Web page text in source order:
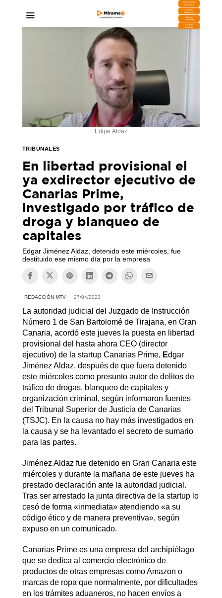
DESCARGA
MIRAPLAY
Buzón de
Sugerencias
Contratar
Publicidad
Contacto
Comercial
Edgar Aldaz
TRIBUNALES
En libertad provisional el
ya exdirector ejecutivo de
Canarias Prime,
investigado por tráfico de
droga y blanqueo de
capitales
Edgar Jiménez Aldaz, detenido este miércoles, fue
destituido ese mismo día por la empresa
REDACCIÓN MTV 27/04/2023
La autoridad judicial del Juzgado de Instrucción
Número 1 de San Bartolomé de Tirajana, en Gran
Canaria, acordó este jueves la puesta en libertad
provisional del hasta ahora CEO (director
ejecutivo) de la startup Canarias Prime, Edgar
Jiménez Aldaz, después de que fuera detenido
este miércoles como presunto autor de delitos de
tráfico de drogas, blanqueo de capitales y
organización criminal, según informaron fuentes
del Tribunal Superior de Justicia de Canarias
(TSJC). En la causa no hay más investigados en
la causa y se ha levantado el secreto de sumario
para las partes.
Jiménez Aldaz fue detenido en Gran Canaria este
miércoles y durante la mañana de este jueves ha
prestado declaración ante la autoridad judicial.
Tras ser arrestado la junta directiva de la startup lo
cesó de forma «inmediata» atendiendo «a su
código ético y de manera preventiva», según
expuso en un comunicado.
Canarias Prime es una empresa del archipiélago
que se dedica al comercio electrónico de
productos de otras empresas como Amazon o
marcas de ropa que normalmente, por dificultades
en los trámites aduaneros, no hacen envíos a